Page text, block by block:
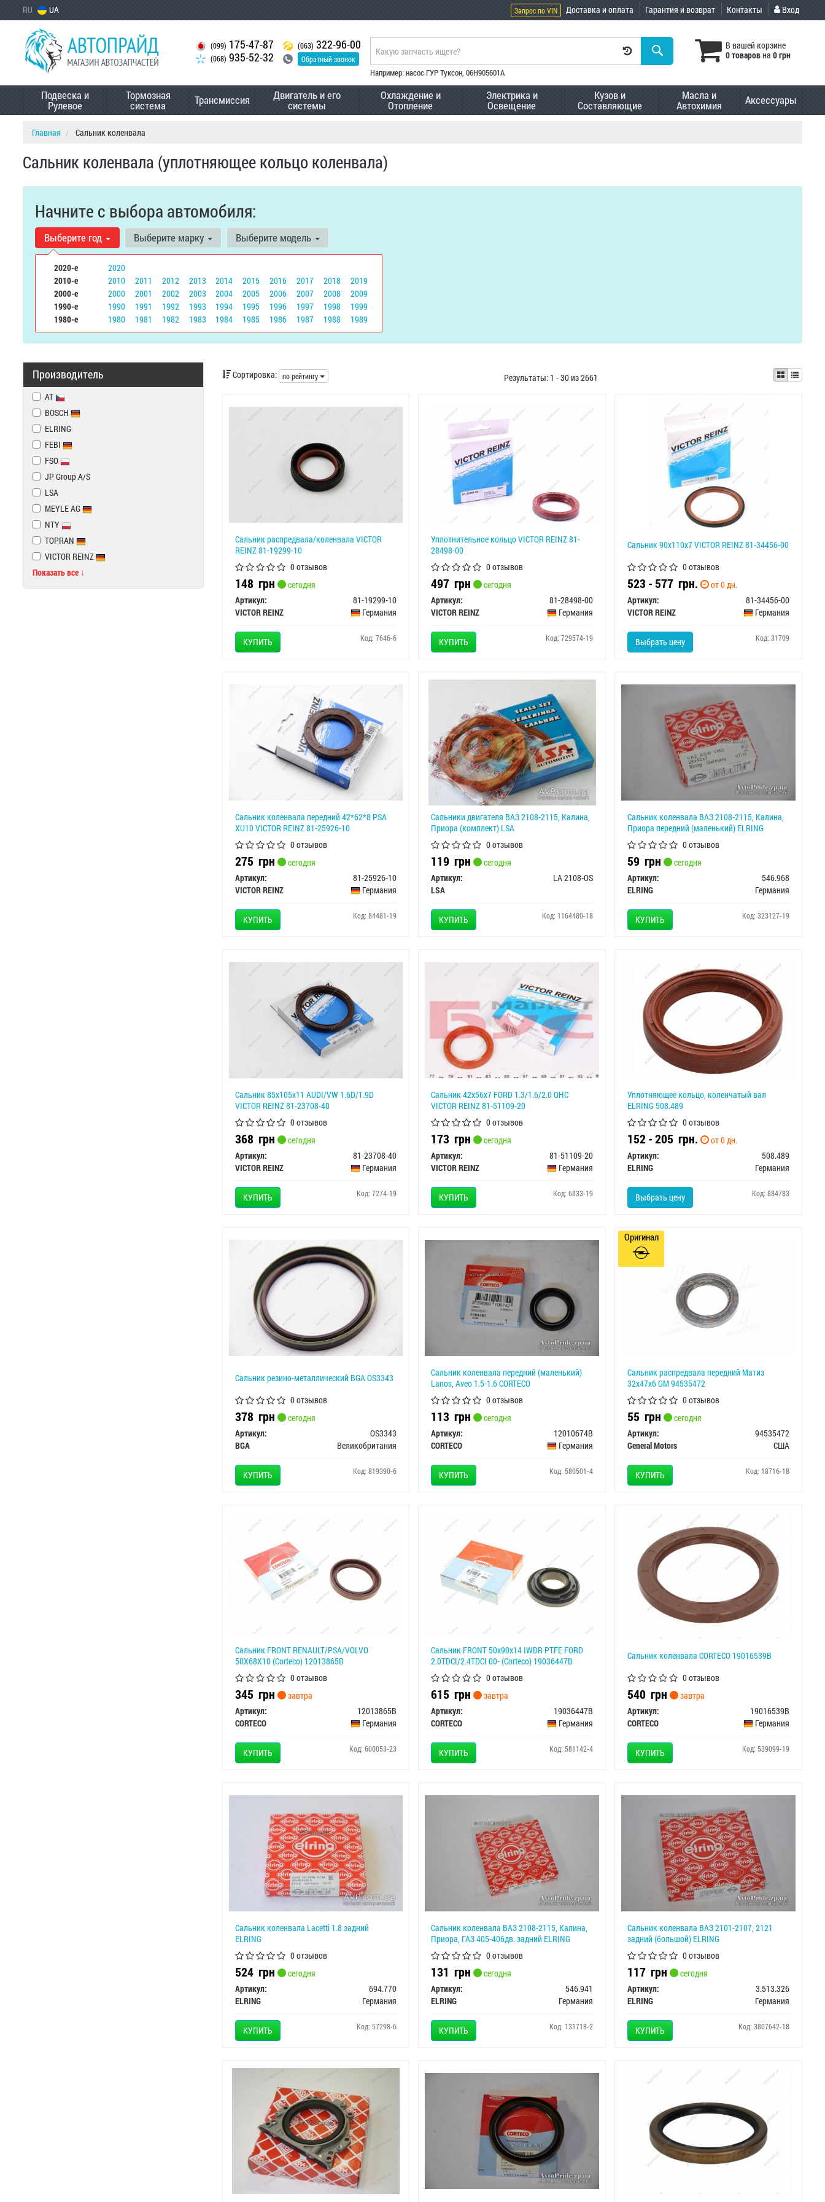
RU UA Запрос по VIN Доставка и оплата Гарантия и возврат Контакты Вход
(099) 175-47-87
(068) 935-52-32
(063) 322-96-00
Обратный звонок
В вашей корзине
0 товаровна 0 грн
Например: насос ГУР Туксон, 06H905601A
Подвеска и
Рулевое
Тормозная
система Трансмиссия Двигатель и его
системы
Охлаждение и
Отопление
Электрика и
Освещение
Кузов и
Составляющие
Масла и
Автохимия Аксессуары
Главная Сальник коленвала
Сальник коленвала (уплотняющее кольцо коленвала)
Начните с выбора автомобиля:
Выберите год
2020-е
2020
2010-е
2010 2011 2012 2013 2014 2015 2016 2017 2018
2019
2000-е
2000 2001 2002 2003 2004 2005 2006 2007 2008
2009
1990-е
1990 1991 1992 1993 1994 1995 1996 1997 1998
1999
1980-е
1980 1981 1982 1983 1984 1985 1986 1987 1988 1989
Выберите марку Выберите модель
Производитель
AT
BOSCH
ELRING
FEBI
FSO
JP Group A/S
LSA
MEYLE AG
NTY
TOPRAN
VICTOR REINZ
Показать все ↓
Сортировка: по рейтингу Результаты: 1 - 30 из 2661
Сальник распредвала/коленвала VICTOR
REINZ 81-19299-10
0 отзывов
148 грн
сегодня
Артикул:
81-19299-10
VICTOR REINZ
Германия
КУПИТЬ Код: 7646-6
Уплотнительное кольцо VICTOR REINZ 81-
28498-00
0 отзывов
497грн
сегодня
Артикул:
81-28498-00
VICTOR REINZ
Германия
КУПИТЬ Код: 729574-19
Сальник 90x110x7 VICTOR REINZ 81-34456-00
0 отзывов
523 - 577грн.
от 0 дн.
Артикул:
81-34456-00
VICTOR REINZ
Германия
Выбрать цену Код: 31709
Сальник коленвала передний 42*62*8 PSA
XU10 VICTOR REINZ 81-25926-10
0 отзывов
275 грн
сегодня
Артикул:
81-25926-10
VICTOR REINZ
Германия
КУПИТЬ Код: 84481-19
Сальники двигателя ВАЗ 2108-2115, Калина,
Приора (комплект) LSA
0 отзывов
119грн
сегодня
Артикул:
LA 2108-OS
LSA
КУПИТЬ Код: 1164480-18
Сальник коленвала ВАЗ 2108-2115, Калина,
Приора передний (маленький) ELRING
0 отзывов
59грн
сегодня
Артикул:
546.968
ELRING
Германия
КУПИТЬ Код: 323127-19
Сальник 85х105х11 AUDI/VW 1.6D/1.9D
VICTOR REINZ 81-23708-40
0 отзывов
368 грн
сегодня
Артикул:
81-23708-40
VICTOR REINZ
Германия
КУПИТЬ Код: 7274-19
Сальник 42х56х7 FORD 1.3/1.6/2.0 OHC
VICTOR REINZ 81-51109-20
0 отзывов
173грн
сегодня
Артикул:
81-51109-20
VICTOR REINZ
Германия
КУПИТЬ Код: 6833-19
Уплотняющее кольцо, коленчатый вал
ELRING 508.489
0 отзывов
152 - 205грн.
от 0 дн.
Артикул:
508.489
ELRING
Германия
Выбрать цену Код: 884783
Сальник резино-металлический BGA OS3343
0 отзывов
378 грн
сегодня
Артикул:
OS3343
BGA
Великобритания
КУПИТЬ Код: 819390-6
Сальник коленвала передний (маленький)
Lanos, Aveo 1.5-1.6 CORTECO
0 отзывов
113грн
сегодня
Артикул:
12010674B
CORTECO
Германия
КУПИТЬ Код: 580501-4
Сальник распредвала передний Матиз
32x47x6 GM 94535472
0 отзывов
55грн
сегодня
Артикул:
94535472
General Motors
США
КУПИТЬ Код: 18716-18
Оригинал
Сальник FRONT RENAULT/PSA/VOLVO
50X68X10 (Corteco) 12013865B
0 отзывов
345 грн
завтра
Артикул:
12013865B
CORTECO
Германия
КУПИТЬ Код: 600053-23
Сальник FRONT 50x90x14 IWDR PTFE FORD
2.0TDCI/2.4TDCI 00- (Corteco) 19036447B
0 отзывов
615грн
завтра
Артикул:
19036447B
CORTECO
Германия
КУПИТЬ Код: 581142-4
Сальник коленвала CORTECO 19016539B
0 отзывов
540грн
завтра
Артикул:
19016539B
CORTECO
Германия
КУПИТЬ Код: 539099-19
Сальник коленвала Lacetti 1.8 задний
ELRING
0 отзывов
524 грн
сегодня
Артикул:
694.770
ELRING
Германия
КУПИТЬ Код: 57298-6
Сальник коленвала ВАЗ 2108-2115, Калина,
Приора, ГАЗ 405-406дв. задний ELRING
0 отзывов
131грн
сегодня
Артикул:
546.941
ELRING
Германия
КУПИТЬ Код: 131718-2
Сальник коленвала ВАЗ 2101-2107, 2121
задний (большой) ELRING
0 отзывов
117грн
сегодня
Артикул:
3.513.326
ELRING
Германия
КУПИТЬ Код: 3807642-18